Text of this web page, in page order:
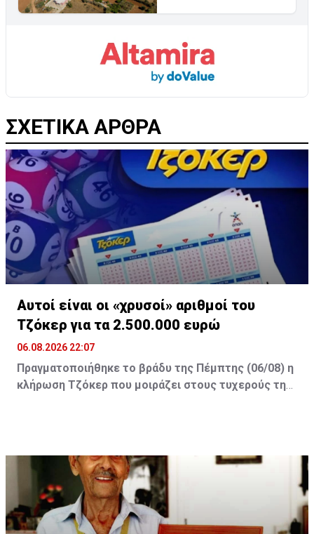
ΣΧΕΤΙΚΑ ΑΡΘΡΑ
Αυτοί είναι οι «χρυσοί» αριθμοί του
Τζόκερ για τα 2.500.000 ευρώ
06.08.2026 22:07
Πραγματοποιήθηκε το βράδυ της Πέμπτης (06/08) η
κλήρωση Τζόκερ που μοιράζει στους τυχερούς της
13, 1, 30, 7 και Τζόκερ: 15